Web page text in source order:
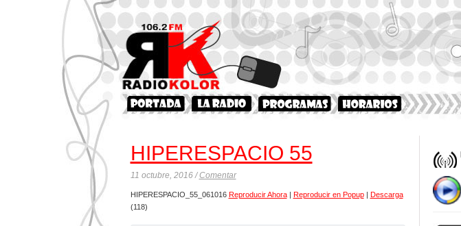
HIPERESPACIO 55
11 octubre, 2016 /Comentar
HIPERESPACIO_55_061016 Reproducir Ahora| Reproducir en Popup| Descarga
(118)